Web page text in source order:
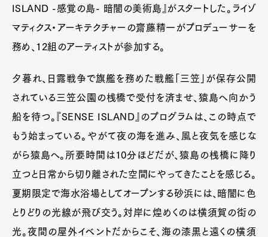
ISLAND -感覚の島- 暗闇の美術島』がスタートした。ライゾ
マティクス・アーキテクチャーの齋藤精一がプロデューサーを
務め、12組のアーティストが参加する。
夕暮れ、日露戦争で旗艦を務めた戦艦「三笠」が保存公開
されている三笠公園の桟橋で受付を済ませ、猿島へ向かう
船を待つ。『SENSE ISLAND』のプログラムは、この時点で
もう始まっている。やがて夜の海を進み、風と夜気を感じな
がら猿島へ。所要時間は10分ほどだが、猿島の桟橋に降り
立つと日常から切り離された空間にやってきたことを感じる。
夏期限定で海水浴場としてオープンする砂浜には、暗闇に色
とりどりの光線が飛び交う。対岸に煌めくのは横須賀の街の
光。夜間の屋外イベントだからこそ、海の漆黒と遠くの横須